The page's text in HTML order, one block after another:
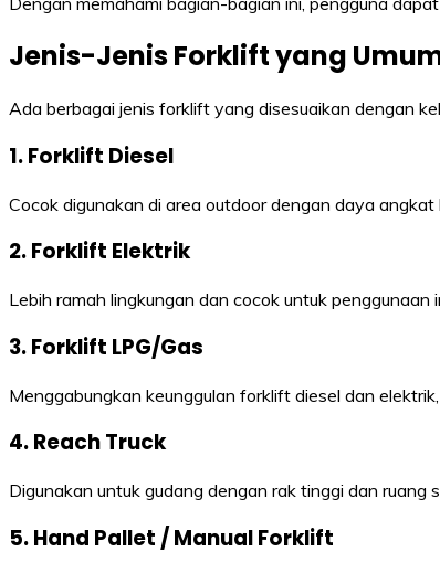
Jenis-Jenis Forklift yang
Ada berbagai jenis forklift yang disesuaikan dengan
1. Forklift Diesel
Cocok digunakan di area outdoor dengan daya
2. Forklift Elektrik
Lebih ramah lingkungan dan cocok untuk penggunaan
3. Forklift LPG/Gas
Menggabungkan keunggulan forklift diesel dan
4. Reach Truck
Digunakan untuk gudang dengan rak tinggi dan ruang
5. Hand Pallet / Manual Forklift